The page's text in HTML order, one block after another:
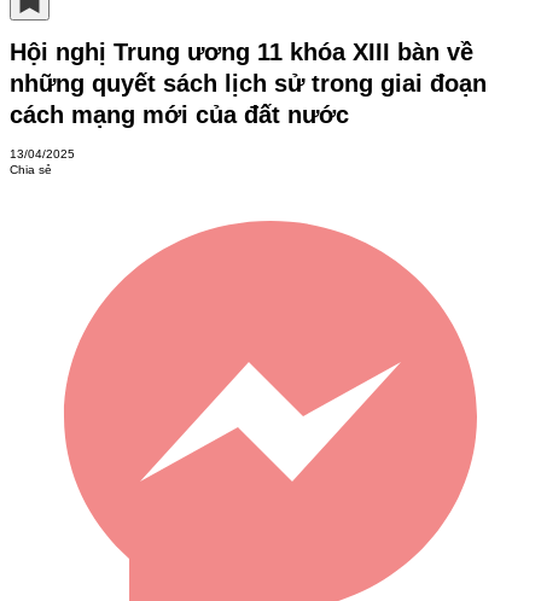
Hội nghị Trung ương 11 khóa XIII bàn về
những quyết sách lịch sử trong giai đoạn
cách mạng mới của đất nước
13/04/2025
Chia sẻ